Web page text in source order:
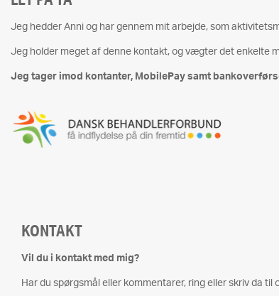
Jeg hedder Anni og har gennem mit arbejde, som
Jeg holder meget af denne kontakt, og vægter det enkelte
Jeg tager imod kontanter, MobilePay samt
KONTAKT
Vil du i kontakt med mig?
Har du spørgsmål eller kommentarer, ring eller skriv da